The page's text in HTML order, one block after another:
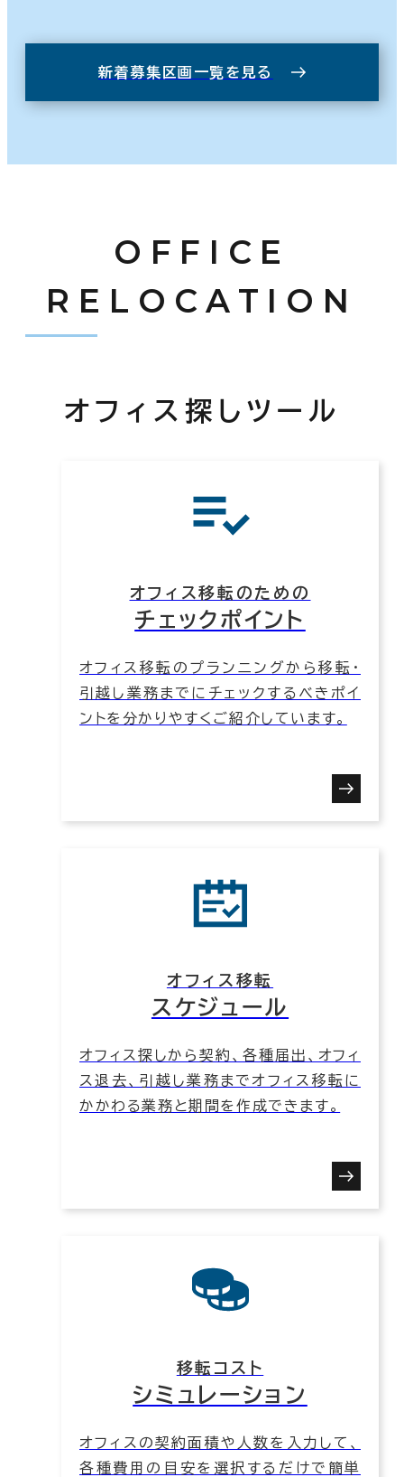
新着募集区画一覧を見る
OFFICE
RELOCATION
オフィス探しツール
オフィス移転のための
チェックポイント
オフィス移転のプランニングから移転・
引越し業務までにチェックするべきポイ
ントを分かりやすくご紹介しています。
オフィス移転
スケジュール
オフィス探しから契約、各種届出、オフィ
ス退去、引越し業務までオフィス移転に
かかわる業務と期間を作成できます。
移転コスト
シミュレーション
オフィスの契約面積や人数を入力して、
各種費用の目安を選択するだけで簡単